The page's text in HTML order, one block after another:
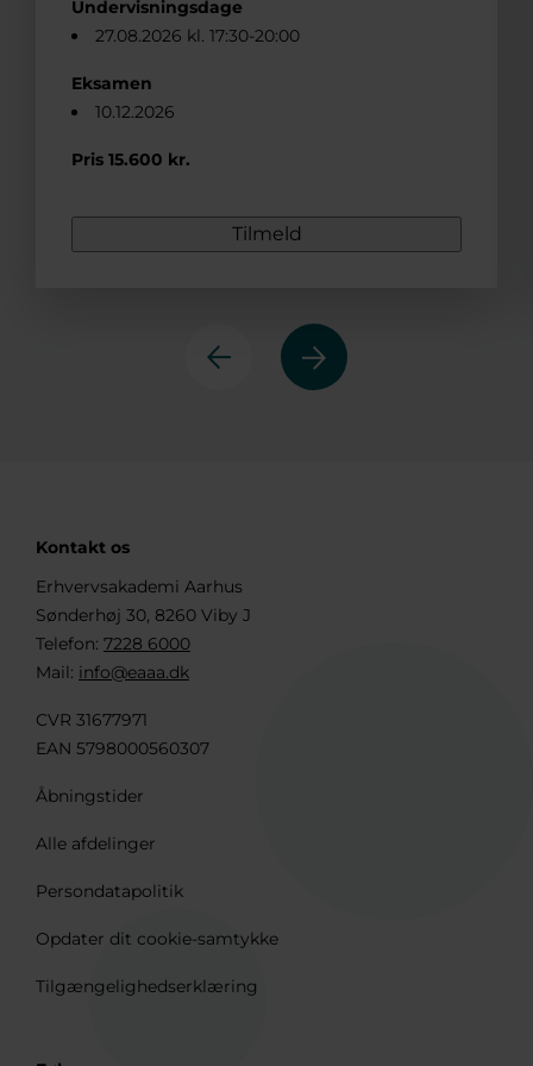
Undervisningsdage
27.08.2026 kl. 17:30-20:00
Eksamen
10.12.2026
Pris 15.600 kr.
Tilmeld
Next Previous
Kontakt os
Erhvervsakademi Aarhus
Sønderhøj 30, 8260 Viby J
Telefon: 7228 6000
Mail: info@eaaa.dk
CVR 31677971
EAN 5798000560307
Åbningstider
Alle afdelinger
Persondatapolitik
Opdater dit cookie-samtykke
Tilgængelighedserklæring